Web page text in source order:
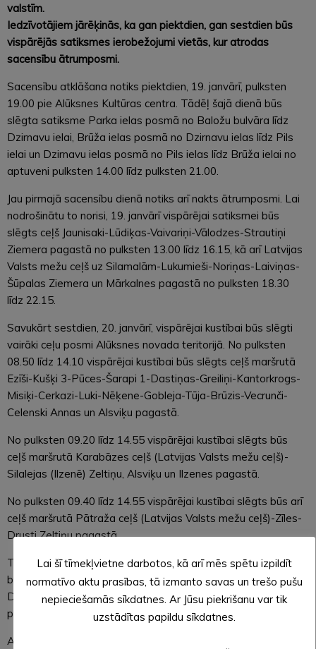
valstīm.
Iedzīvotājiem jārēķinās, ka gan piektdien, gan sestdien būs
vispārējās satiksmes ierobežojumi vietās, kur atrodas
sacensību ātrumposmi.
Sacensību atklāšana notiks piektdien, 19. janvārī, pulksten
19.00 pie Alūksnes Kultūras centra. Tādēļ šajā dienā būs
slēgta satiksme Parka ielas posmā no Baložu bulvāra līdz
Dzirnavu ielai, Brūža ielas posmā no Dzirnavu ielas līdz Pils
ielai un Dzirnavu ielas posmā no Pils ielas līdz Brūža ielai no
aptuveni pulksten 14.00 līdz pulksten 21.00.
Jau pirmajā sacensību dienā notiks arī nakts ātrumposmi. Lai
nodrošinātu to norisi, 19. janvārī vispārējai satiksmei būs
slēgts ceļš Jaunisaki-Lūdiķas-Vaivariņi-Vālodzes-Strautiņi
Ziemera pagastā no pulksten 13.00 līdz 16.15, kā arī Latvijas
Valsts mežu ceļš uz Silamalām-Lukumieši-Noriņas-Laiviņas-
Šūpalas Ziemera un Mārkalnes pagastā no pulksten 18.30
līdz 22.15.
Savukārt sestdien, 20. janvārī, vispārējai kustībai būs slēgti
vairāki ceļu posmi Alūksnes novada teritorijā. No pulksten
08.50 līdz 14.10 vispārējai kustībai būs slēgts ceļš maršrutā
Ezīši-Kušķi 3-Pūces-Šarapi 1-Dastiņas-Greiliņi-Kantorkrogs-
Misiķi-Cerkazi-Luki-Nēķene-Gobleja-Tūja-Brūzis-Vecrunči-
Celenski Annas un Alsviķu pagastā.
No pulksten 09.20 līdz 14.55 vispārējai kustībai slēgts būs
ceļš maršrutā Karabāzes ceļš (Latvijas Valsts mežu ceļš)-
Silalejas (Ilzenē) Zeltiņu, Alsviķu un Ilzenes pagastā.
No pulksten 09.40 līdz 14.55 vispārējai kustībai slēgts būs arī
ceļš maršrutā Pātraža ceļš (Latvijas Valsts mežu ceļš)-Zīles-
Drusti Zeltiņu pagastā.
Tāpat vispārējai kustībai no pulksten 14.15 līdz 17.05 slēgts
būs arī ceļš maršrutā Kārkli-Līkupe-Jaunzemi-Vītari-Stāķi-
Daiņas-Vijas-Senči2-Supes-Krustakalns (Jaunalūksnes
pagastā).
Autovadītājiem jāņem vērā, ka norādītais laiks, kurā kāds no
Lai šī tīmekļvietne darbotos, kā arī mēs spētu izpildīt
normatīvo aktu prasības, tā izmanto savas un trešo pušu
nepieciešamās sīkdatnes. Ar Jūsu piekrišanu var tik
uzstādītas papildu sīkdatnes.